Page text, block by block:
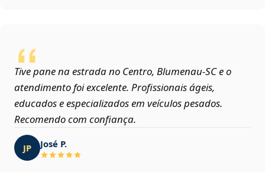
Tive pane na estrada no Centro, Blumenau‑SC e o
atendimento foi excelente. Profissionais ágeis,
educados e especializados em veículos pesados.
Recomendo com confiança.
JP José P.